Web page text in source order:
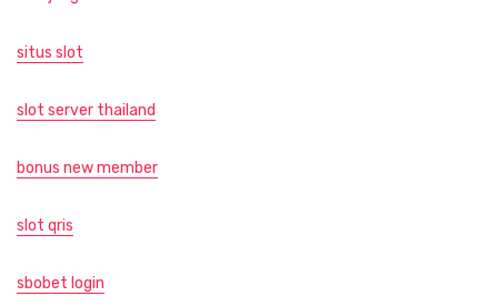
situs slot
slot server thailand
bonus new member
slot qris
sbobet login